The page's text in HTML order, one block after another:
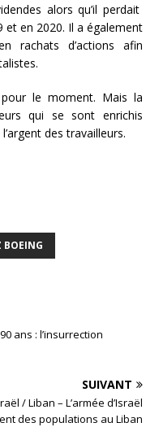
alors qu’il perdait
et en 2020. Il a également
rachats d’actions afin
pour le moment. Mais la
qui se sont enrichis
des travailleurs.
BOEING
ans : l’insurrection
SUIVANT
/ Liban – L’armée d’Israël
des populations au Liban